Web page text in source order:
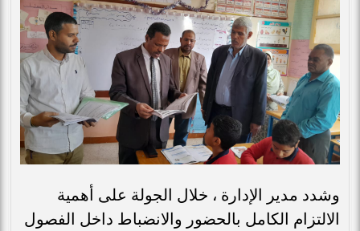
وشدد مدير الإدارة ، خلال الجولة على أهمية
الالتزام الكامل بالحضور والانضباط داخل الفصول